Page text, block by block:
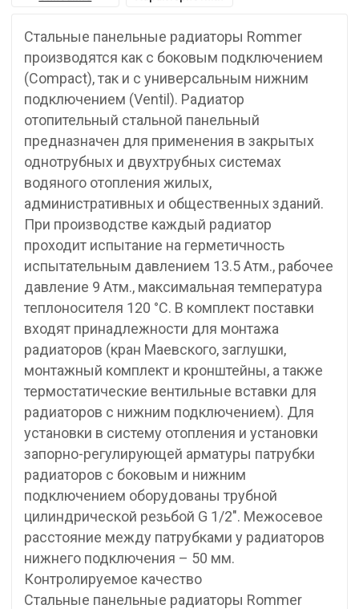
Стальные панельные радиаторы Rommer
производятся как с боковым подключением
(Compact), так и с универсальным нижним
подключением (Ventil). Радиатор
отопительный стальной панельный
предназначен для применения в закрытых
однотрубных и двухтрубных системах
водяного отопления жилых,
административных и общественных зданий.
При производстве каждый радиатор
проходит испытание на герметичность
испытательным давлением 13.5 Атм., рабочее
давление 9 Атм., максимальная температура
теплоносителя 120 °С. В комплект поставки
входят принадлежности для монтажа
радиаторов (кран Маевского, заглушки,
монтажный комплект и кронштейны, а также
термостатические вентильные вставки для
радиаторов с нижним подключением). Для
установки в систему отопления и установки
запорно-регулирующей арматуры патрубки
радиаторов с боковым и нижним
подключением оборудованы трубной
цилиндрической резьбой G 1/2″. Межосевое
расстояние между патрубками у радиаторов
нижнего подключения – 50 мм.
Контролируемое качество
Стальные панельные радиаторы Rommer